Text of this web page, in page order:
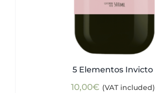
5 Elementos Invicto
10,00€ (VAT included)